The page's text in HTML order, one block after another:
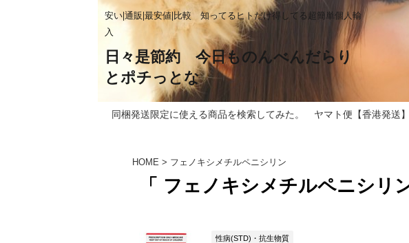
安い|通販|最安値|比較 知ってるヒトだけ得してる超簡単個人輸
入
日々是節約 今日ものんべんだらり
とポチっとな
同梱発送限定に使える商品を検索してみた。 ヤマト便【香港発送
HOME > フェノキシメチルペニシリン
「 フェノキシメチルペニシリ
性病(STD)・抗生物質